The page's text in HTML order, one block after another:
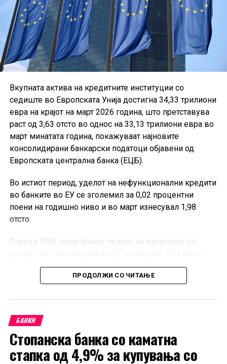
Вкупната актива на кредитните институции со
седиште во Европската Унија достигна 34,33 трилиони
евра на крајот на март 2026 година, што претставува
раст од 3,63 отсто во однос на 33,13 трилиони евра во
март минатата година, покажуваат најновите
консолидирани банкарски податоци објавени од
Европската централна банка (ЕЦБ).
Во истиот период, уделот на нефункционални кредити
во банките во ЕУ се зголемил за 0,02 процентни
поени на годишно ниво и во март изнесувал 1,98
отсто.
Според ЕЦБ, агрегатниот принос на капиталот на
додека стапката на основен сопствен капитал од
највисок квалитет, односно CET1, била 16,27 отсто.
Објавените квартални податоци опфаќаат 335
институции, како и подружници и филијали под
контрола на субјекти надвор од ЕУ кои работат на
европскиот пазар. Според ЕЦБ, податоците покриваат
речиси 100 отсто од билансот на банкарскиот сектор
ПРОДОЛЖИ СО ЧИТАЊЕ
БАНКИ
Стопанска банка со каматна
стапка од 4,9% за купувања со